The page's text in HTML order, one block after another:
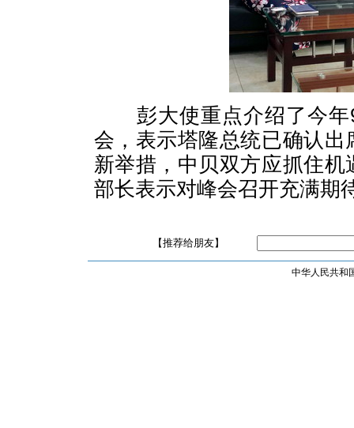
彭大使重点介绍了今年9
会，表示塔隆总统已确认
新举措，中贝双方应抓住
部长表示对峰会召开充满期
【推荐给朋友】
中华人民共和